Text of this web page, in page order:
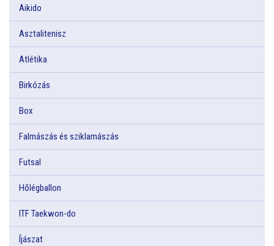
Aikido
Asztalitenisz
Atlétika
Birkózás
Box
Falmászás és sziklamászás
Futsal
Hőlégballon
ITF Taekwon-do
Íjászat